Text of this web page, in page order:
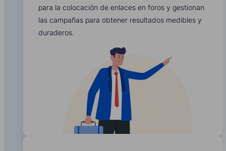
para la colocación de enlaces en foros y gestionan
las campañas para obtener resultados medibles y
duraderos.